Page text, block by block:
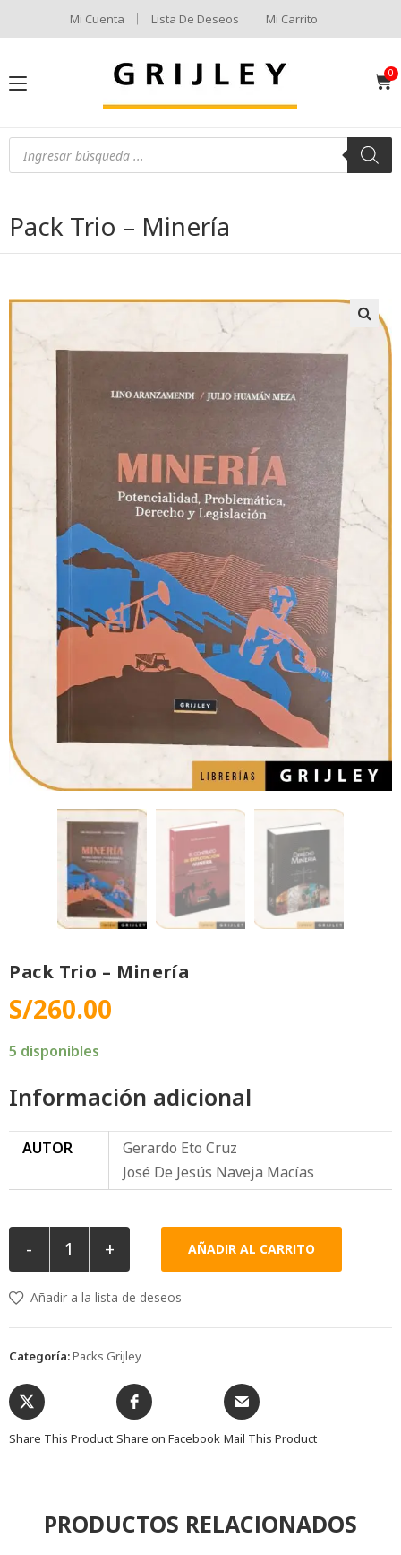
Mi Cuenta Lista De Deseos Mi Carrito
Pack Trio – Minería
Pack Trio – Minería
S/260.00
5 disponibles
Información adicional
AUTOR
Gerardo Eto Cruz
José De Jesús Naveja Macías
- + AÑADIR AL CARRITO
Añadir a la lista de deseos
Categoría:Packs Grijley
Share This Product Share on Facebook Mail This Product
PRODUCTOS RELACIONADOS